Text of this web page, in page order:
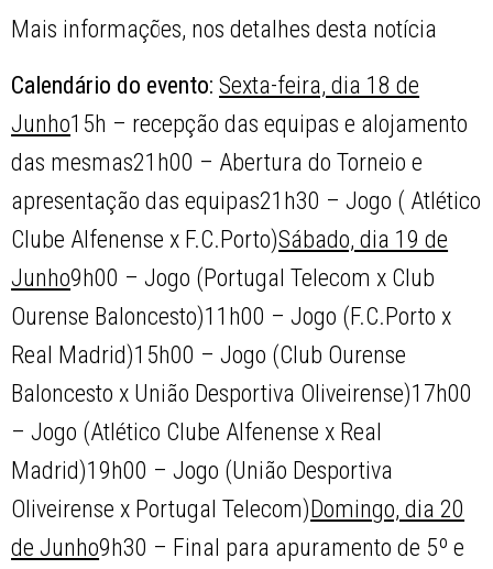
Mais informações, nos detalhes desta notícia
Calendário do evento:Sexta-feira, dia 18 de
Junho15h – recepção das equipas e alojamento
das mesmas21h00 – Abertura do Torneio e
apresentação das equipas21h30 – Jogo ( Atlético
Clube Alfenense x F.C.Porto)Sábado, dia 19 de
Junho9h00 – Jogo (Portugal Telecom x Club
Ourense Baloncesto)11h00 – Jogo (F.C.Porto x
Real Madrid)15h00 – Jogo (Club Ourense
Baloncesto x União Desportiva Oliveirense)17h00
– Jogo (Atlético Clube Alfenense x Real
Madrid)19h00 – Jogo (União Desportiva
Oliveirense x Portugal Telecom) Domingo, dia 20
de Junho9h30 – Final para apuramento de 5º e